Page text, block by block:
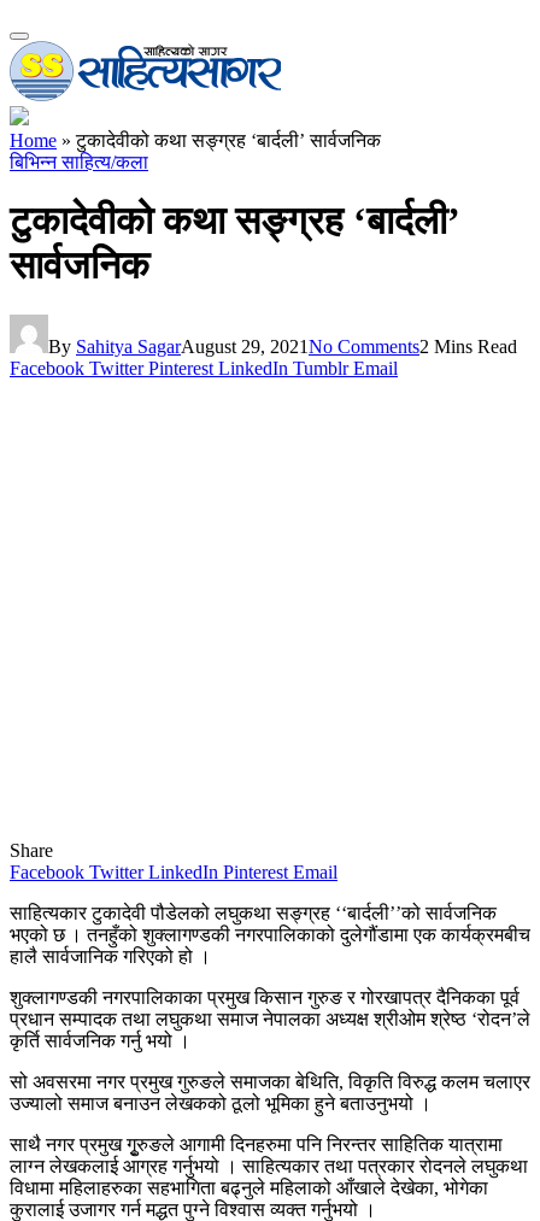
Home »टुकादेवीको कथा सङ्ग्रह ‘बार्दली’ सार्वजनिक
बिभिन्न साहित्य/कला
टुकादेवीको कथा सङ्ग्रह ‘बार्दली’
सार्वजनिक
By Sahitya SagarAugust 29, 2021No Comments2 Mins Read
Facebook Twitter Pinterest LinkedIn Tumblr Email
Share
Facebook Twitter LinkedIn Pinterest Email
साहित्यकार टुकादेवी पौडेलको लघुकथा सङ्ग्रह ‘‘बार्दली’’को सार्वजनिक
भएको छ । तनहुँको शुक्लागण्डकी नगरपालिकाको दुलेगौंडामा एक कार्यक्रमबीच
हालै सार्वजानिक गरिएको हो ।
शुक्लागण्डकी नगरपालिकाका प्रमुख किसान गुरुङ र गोरखापत्र दैनिकका पूर्व
प्रधान सम्पादक तथा लघुकथा समाज नेपालका अध्यक्ष श्रीओम श्रेष्ठ ‘रोदन’ले
कृर्ति सार्वजनिक गर्नु भयो ।
सो अवसरमा नगर प्रमुख गुरुङले समाजका बेथिति, विकृति विरुद्ध कलम चलाएर
उज्यालो समाज बनाउन लेखकको ठूलो भूमिका हुने बताउनुभयो ।
साथै नगर प्रमुख गुृरुङले आगामी दिनहरुमा पनि निरन्तर साहितिक यात्रामा
लाग्न लेखकलाई आग्रह गर्नुभयो । साहित्यकार तथा पत्रकार रोदनले लघुकथा
विधामा महिलाहरुका सहभागिता बढ्नुले महिलाको आँखाले देखेका, भोगेका
कुरालाई उजागर गर्न मद्धत पुग्ने विश्वास व्यक्त गर्नुभयो ।